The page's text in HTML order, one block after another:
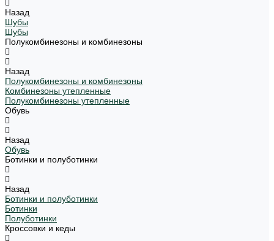
Назад
Шубы
Шубы
Полукомбинезоны и комбинезоны
Назад
Полукомбинезоны и комбинезоны
Комбинезоны утепленные
Полукомбинезоны утепленные
Обувь
Назад
Обувь
Ботинки и полуботинки
Назад
Ботинки и полуботинки
Ботинки
Полуботинки
Кроссовки и кеды